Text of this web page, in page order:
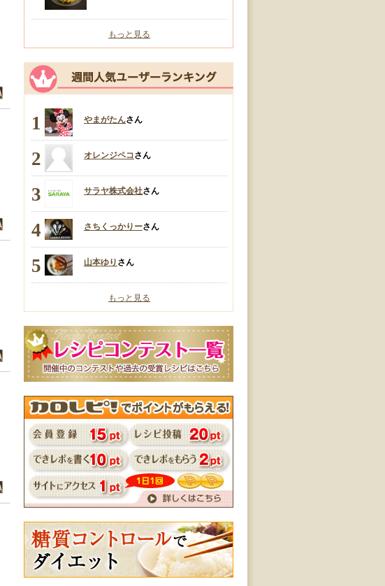
もっと見る
1 やまがたんさん
2 オレンジペコさん
3 サラヤ株式会社さん
4 さちくっかりーさん
5 山本ゆり さん
もっと見る